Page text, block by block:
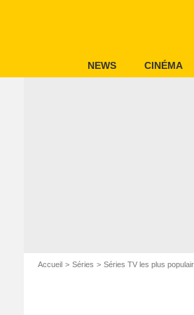
NEWS CINÉMA
Accueil Séries Séries TV les plus